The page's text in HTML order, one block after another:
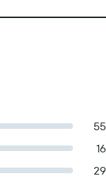
55
16
29